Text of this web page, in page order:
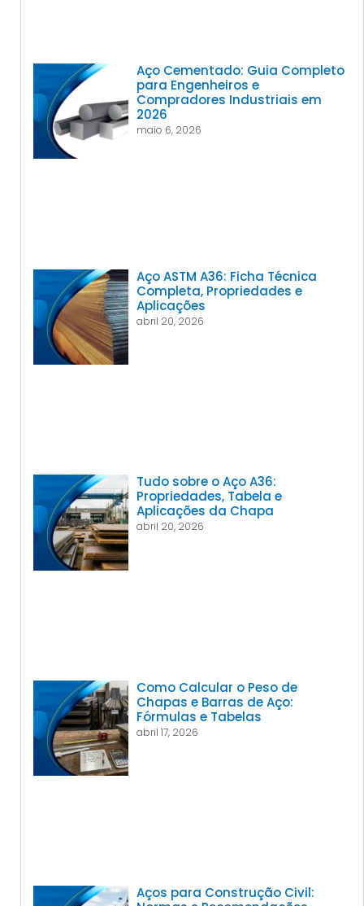
Aço Cementado: Guia Completo
para Engenheiros e
Compradores Industriais em
2026
maio 6, 2026
Aço ASTM A36: Ficha Técnica
Completa, Propriedades e
Aplicações
abril 20, 2026
Tudo sobre o Aço A36:
Propriedades, Tabela e
Aplicações da Chapa
abril 20, 2026
Como Calcular o Peso de
Chapas e Barras de Aço:
Fórmulas e Tabelas
abril 17, 2026
Aços para Construção Civil: